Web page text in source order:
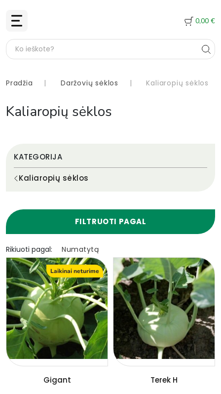
0,00 €
Pradžia | Daržovių sėklos | Kaliaropių sėklos
KATEGORIJA
Kaliaropių sėklos
Kaliaropių sėklos
FILTRUOTI PAGAL
Rikiuoti pagal:
Laikinai neturime
Gigant Terek H